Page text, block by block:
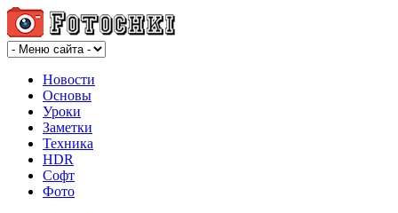
Новости
Основы
Уроки
Заметки
Техника
HDR
Софт
Фото